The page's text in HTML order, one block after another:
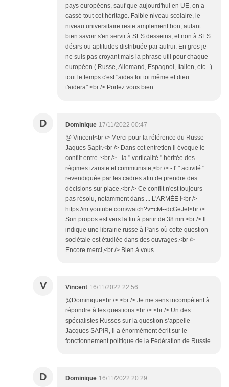
pays européens, sauf que aujourd'hui en UE, on a
cassé tout cet héritage. Faible niveau scolaire, le
niveau universitaire reste amplement bon, autant
bien savoir s'en servir à SES desseins, et non à SES
désirs ou aptitudes distribuée par autrui. En gros je
ne suis pas croyant mais la phrase util pour chaque
européen ( Russe, Allemand, Espagnol, Italien, etc.. )
tout le temps c'est "aides toi toi même et dieu
t'aidera".<br /> Portez vous bien.
D Dominique 17/11/2022 00:47
@ Vincent<br /> Merci pour la référence du Russe
Jaques Sapir.<br /> Dans cet entretien il évoque le
conflit entre :<br /> - la " verticalité " héritée des
régimes tzariste et communiste,<br /> - l' " activité "
revendiquée par les cadres afin de prendre des
décisions sur place.<br /> Ce conflit n'est toujours
pas résolu, notamment dans ... L'ARMÉE !<br />
https://m.youtube.com/watch?v=cM--dcGeJeI<br />
Son propos est vers la fin à partir de 38 mn.<br /> Il
indique une librairie russe à Paris où cette question
sociétale est étudiée dans des ouvrages.<br />
Encore merci,<br /> Bien à vous.
V Vincent 16/11/2022 22:56
@Dominique<br /> <br /> Je me sens incompétent à
répondre à tes questions.<br /> <br /> Un des
spécialistes Russes sur la question s’appelle
Jacques SAPIR, il a énormément écrit sur le
fonctionnement politique de la Fédération de Russie.
D Dominique 16/11/2022 20:29